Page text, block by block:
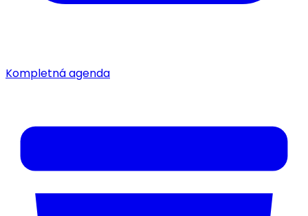
Kompletná agenda